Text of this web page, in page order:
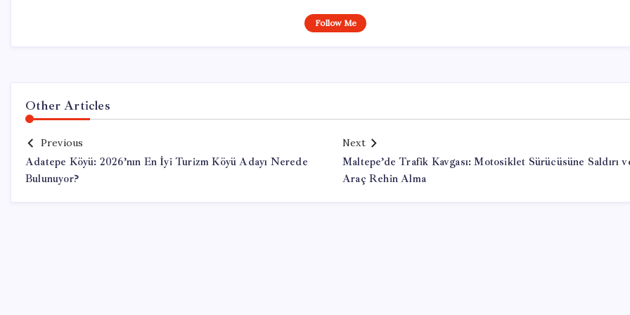
Follow Me
Other Articles
Previous
Adatepe Köyü: 2026’nın En İyi Turizm Köyü Adayı Nerede
Bulunuyor?
Next
Maltepe’de Trafik Kavgası: Motosiklet Sürücüsüne Saldırı
Araç Rehin Alma